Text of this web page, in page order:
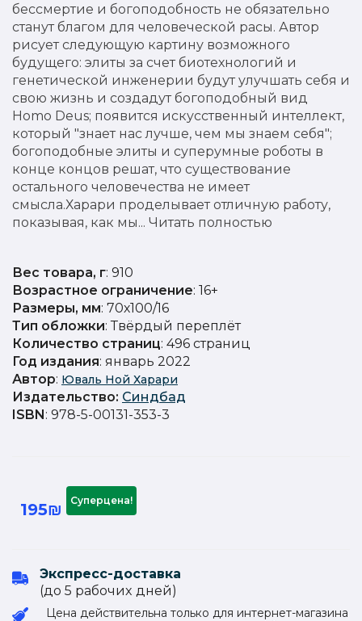
бессмертие и богоподобность не обязательно
станут благом для человеческой расы. Автор
рисует следующую картину возможного
будущего: элиты за счет биотехнологий и
генетической инженерии будут улучшать себя и
свою жизнь и создадут богоподобный вид
Homo Deus; появится искусственный интеллект,
который "знает нас лучше, чем мы знаем себя";
богоподобные элиты и суперумные роботы в
конце концов решат, что существование
остального человечества не имеет
смысла.Харари проделывает отличную работу,
показывая, как мы... Читать полностью
Вес товара, г: 910
Возрастное ограничение: 16+
Размеры, мм: 70х100/16
Тип обложки: Твёрдый переплёт
Количество страниц: 496 страниц
Год издания: январь 2022
Автор: Юваль Ной Харари
Издательство: Синдбад
ISBN: 978-5-00131-353-3
195₪ Суперцена!
Экспресс-доставка
(до 5 рабочиx дней)
Цена действительна только для интернет-магазина